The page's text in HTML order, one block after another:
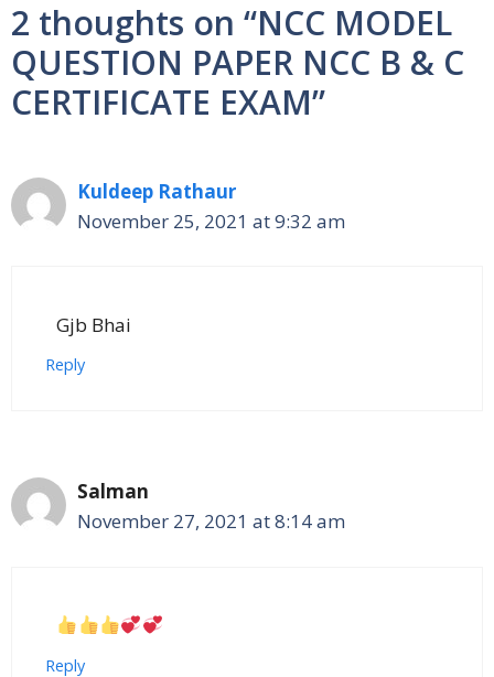
2 thoughts on “NCC MODEL
QUESTION PAPER NCC B & C
CERTIFICATE EXAM”
Kuldeep Rathaur
November 25, 2021 at 9:32 am
Gjb Bhai
Reply
Salman
November 27, 2021 at 8:14 am
Reply